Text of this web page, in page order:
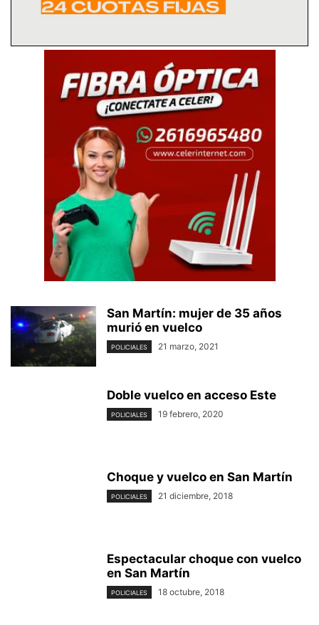
San Martín: mujer de 35 años
murió en vuelco
POLICIALES 21 marzo, 2021
Doble vuelco en acceso Este
POLICIALES 19 febrero, 2020
Choque y vuelco en San Martín
POLICIALES 21 diciembre, 2018
Espectacular choque con vuelco
en San Martín
POLICIALES 18 octubre, 2018